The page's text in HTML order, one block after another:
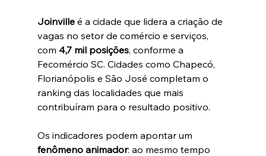
Joinville é a cidade que lidera a criação de
vagas no setor de comércio e serviços,
com 4,7 mil posições, conforme a
Fecomércio SC. Cidades como Chapecó,
Florianópolis e São José completam o
ranking das localidades que mais
contribuíram para o resultado positivo.
Os indicadores podem apontar um
fenômeno animador: ao mesmo tempo